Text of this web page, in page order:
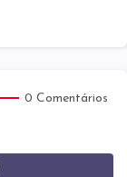
0 Comentários